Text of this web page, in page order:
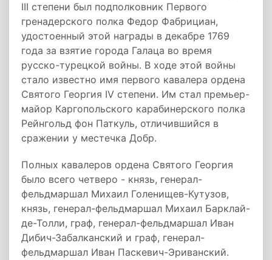
III степени был подполковник Первого
гренадерского полка Федор Фабрициан,
удостоенный этой награды в декабре 1769
года за взятие города Галаца во время
русско-турецкой войны. В ходе этой войны
стало известно имя первого кавалера ордена
Святого Георгия IV степени. Им стал премьер-
майор Каргопольского карабинерского полка
Рейнгольд фон Паткуль, отличившийся в
сражении у местечка Добр.
Полных кавалеров ордена Святого Георгия
было всего четверо - князь, генерал-
фельдмаршал Михаил Голенищев-Кутузов,
князь, генерал-фельдмаршал Михаил Барклай-
де-Толли, граф, генерал-фельдмаршал Иван
Дибич-Забалканский и граф, генерал-
фельдмаршал Иван Паскевич-Эриванский.